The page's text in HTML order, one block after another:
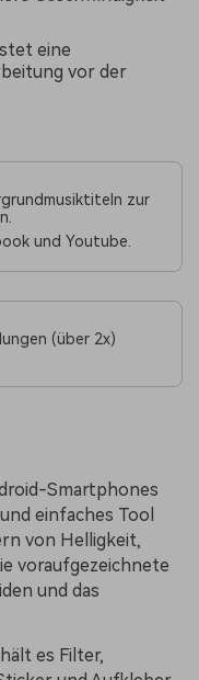
eine
vor der
zur
und Youtube.
(über 2x)
Smartphones
einfaches Tool
von Helligkeit,
voraufgezeichnete
und das
es Filter,